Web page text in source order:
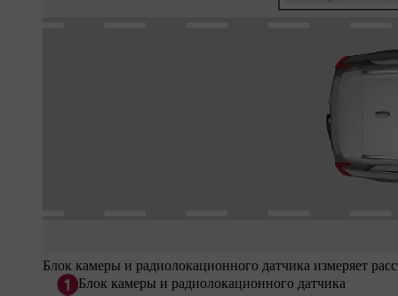
Блок камеры и радиолокационного датчика измеряет
Блок камеры и радиолокационного датчика